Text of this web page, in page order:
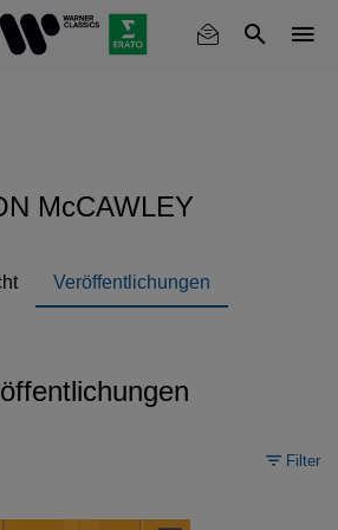
McCAWLEY
Veröffentlichungen
Filter